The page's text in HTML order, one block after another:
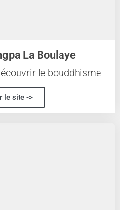
La Boulaye
le bouddhisme
le site ->